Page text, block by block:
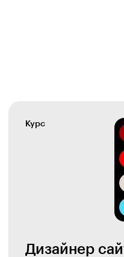
Курс
Дизайнер